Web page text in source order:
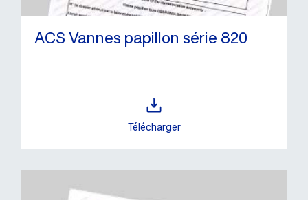
ACS Vannes papillon série 820
Télécharger